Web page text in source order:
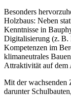
Besonders
Holzbaus: Neben
Kenntnisse in
Digitalisierung (z. B.
Kompetenzen im
klimaneutrales
Attraktivität auf dem
Mit der wachsenden
darunter